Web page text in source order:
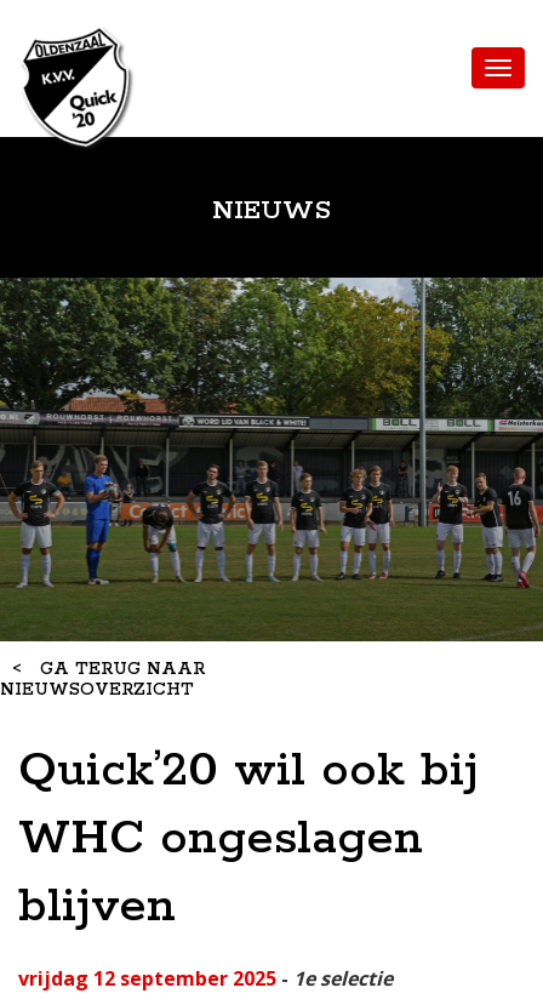
NIEUWS
< GA TERUG NAAR
NIEUWSOVERZICHT
Quick’20 wil ook bij
WHC ongeslagen
blijven
vrijdag 12 september 2025 - 1e selectie